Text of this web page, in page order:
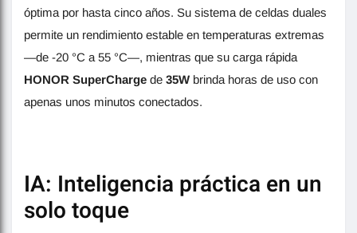
óptima por hasta cinco años. Su sistema de celdas duales
permite un rendimiento estable en temperaturas extremas
—de -20 °C a 55 °C—, mientras que su carga rápida
HONOR SuperCharge de 35W brinda horas de uso con
apenas unos minutos conectados.
IA: Inteligencia práctica en un
solo toque